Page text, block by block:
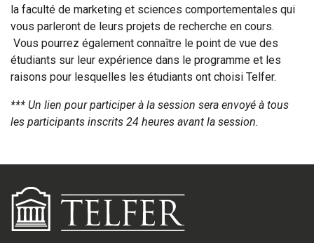
la faculté de marketing et sciences comportementales qui
vous parleront de leurs projets de recherche en cours.
Vous pourrez également connaître le point de vue des
étudiants sur leur expérience dans le programme et les
raisons pour lesquelles les étudiants ont choisi Telfer.
*** Un lien pour participer à la session sera envoyé à tous
les participants inscrits 24 heures avant la session.